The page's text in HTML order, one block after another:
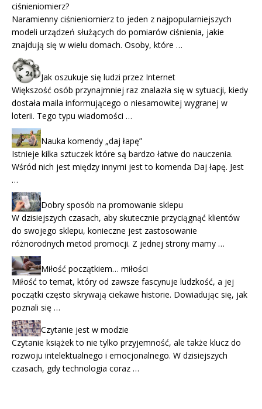
ciśnieniomierz?
Naramienny ciśnieniomierz to jeden z najpopularniejszych
modeli urządzeń służących do pomiarów ciśnienia, jakie
znajdują się w wielu domach. Osoby, które …
Jak oszukuje się ludzi przez Internet
Większość osób przynajmniej raz znalazła się w sytuacji, kiedy
dostała maila informującego o niesamowitej wygranej w
loterii. Tego typu wiadomości …
Nauka komendy „daj łapę”
Istnieje kilka sztuczek które są bardzo łatwe do nauczenia.
Wśród nich jest między innymi jest to komenda Daj łapę. Jest
…
Dobry sposób na promowanie sklepu
W dzisiejszych czasach, aby skutecznie przyciągnąć klientów
do swojego sklepu, konieczne jest zastosowanie
różnorodnych metod promocji. Z jednej strony mamy …
Miłość początkiem… miłości
Miłość to temat, który od zawsze fascynuje ludzkość, a jej
początki często skrywają ciekawe historie. Dowiadując się, jak
poznali się …
Czytanie jest w modzie
Czytanie książek to nie tylko przyjemność, ale także klucz do
rozwoju intelektualnego i emocjonalnego. W dzisiejszych
czasach, gdy technologia coraz …